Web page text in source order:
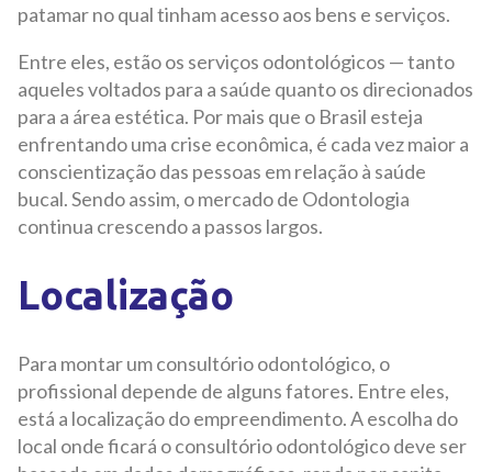
patamar no qual tinham acesso aos bens e serviços.
Entre eles, estão os serviços odontológicos — tanto
aqueles voltados para a saúde quanto os direcionados
para a área estética. Por mais que o Brasil esteja
enfrentando uma crise econômica, é cada vez maior a
conscientização das pessoas em relação à saúde
bucal. Sendo assim, o mercado de Odontologia
continua crescendo a passos largos.
Localização
Para montar um consultório odontológico, o
profissional depende de alguns fatores. Entre eles,
está a localização do empreendimento. A escolha do
local onde ficará o consultório odontológico deve ser